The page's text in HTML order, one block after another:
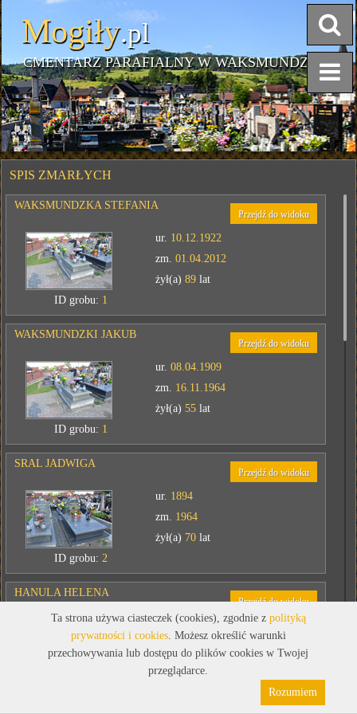
Mogiły.pl
CMENTARZ PARAFIALNY W WAKSMUNDZIE
SPIS ZMARŁYCH
WAKSMUNDZKA STEFANIA
Przejdź do widoku
ur. 10.12.1922
zm.01.04.2012
żył(a)89 lat
ID grobu: 1
WAKSMUNDZKI JAKUB
Przejdź do widoku
ur.08.04.1909
zm. 16.11.1964
żył(a)55 lat
ID grobu: 1
SRAL JADWIGA
Przejdź do widoku
ur. 1894
zm. 1964
żył(a) 70 lat
ID grobu:2
HANULA HELENA
Przejdź do widoku
ur.23.08.1923
15.09.2012
żył(a)89lat
Polityka prywatności
Ta strona używa ciasteczek (cookies), zgodnie z polityką
prywatności i cookies. Możesz określić warunki
przechowywania lub dostępu do plików cookies w Twojej
przeglądarce.
Rozumiem